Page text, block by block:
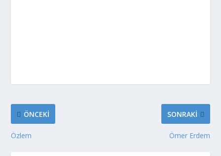
ÖNCEKI
Özlem
SONRAKI
Ömer Erdem